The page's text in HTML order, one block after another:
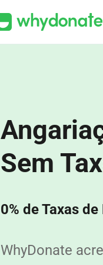
Sem
0% de Taxas
WhyDonate